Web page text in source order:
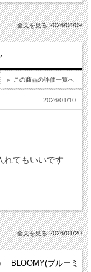
2026/04/09
この商品の評価一覧へ
2026/01/10
れてもいいです
2026/01/20
BLOOMY(ブルーミ